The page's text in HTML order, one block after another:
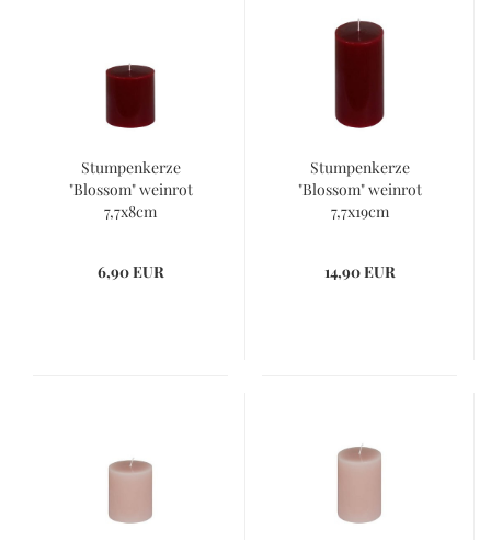
Stumpenkerze
"Blossom" weinrot
7,7x8cm
6,90 EUR
Stumpenkerze
"Blossom" weinrot
7,7x19cm
14,90 EUR